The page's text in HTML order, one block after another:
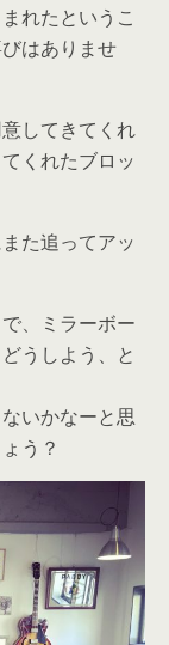
れたというこ
はありませ
してきてくれ
くれたブロッ
た追ってアッ
、ミラーボー
うしよう、と
いかなーと思
う？